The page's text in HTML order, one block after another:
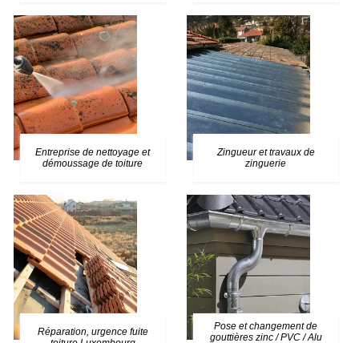
Entreprise de nettoyage et
démoussage de toiture
Zingueur et travaux de
zinguerie
Réparation, urgence fuite
Pose et changement de
gouttières zinc / PVC / Alu